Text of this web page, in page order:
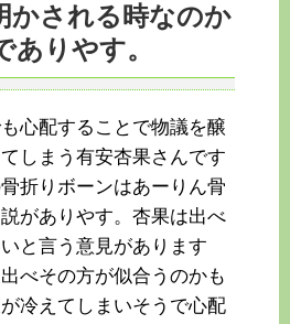
かされる時なのか
ありやす。
心配することで物議を醸
しまう有安杏果さんです
折りボーンはあーりん骨
がありやす。杏果は出べ
と言う意見があります
べその方が似合うのかも
冷えてしまいそうで心配